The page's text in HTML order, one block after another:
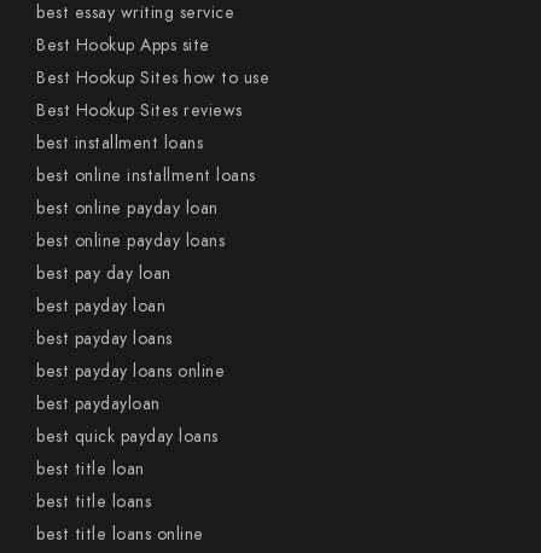
best essay writing service
Best Hookup Apps site
Best Hookup Sites how to use
Best Hookup Sites reviews
best installment loans
best online installment loans
best online payday loan
best online payday loans
best pay day loan
best payday loan
best payday loans
best payday loans online
best paydayloan
best quick payday loans
best title loan
best title loans
best title loans online